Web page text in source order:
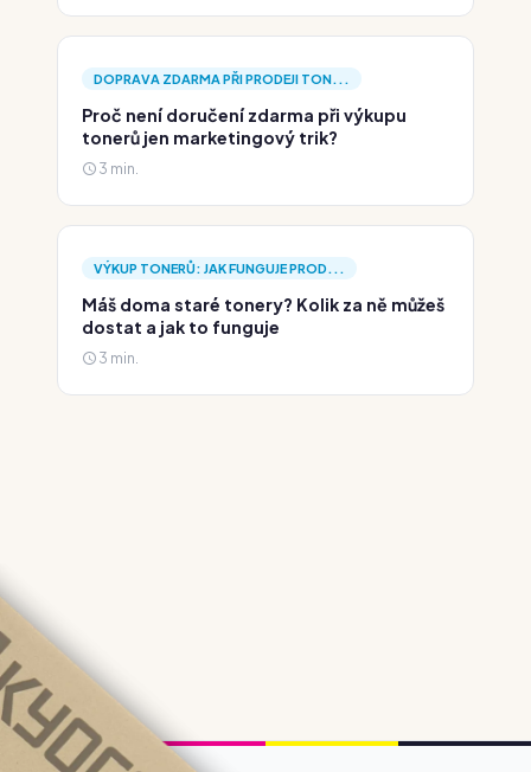
DOPRAVA ZDARMA PŘI PRODEJI TON...
Proč není doručení zdarma při výkupu
tonerů jen marketingový trik?
3 min.
VÝKUP TONERŮ: JAK FUNGUJE PROD...
Máš doma staré tonery? Kolik za ně můžeš
dostat a jak to funguje
3 min.